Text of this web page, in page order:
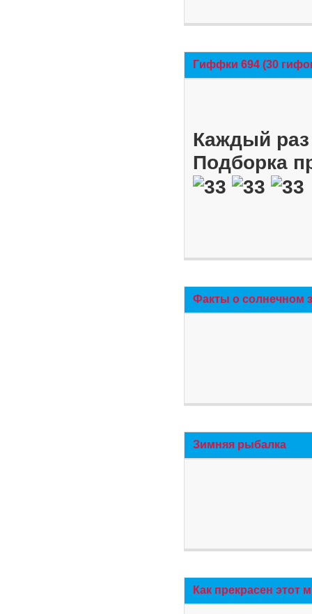
Гиффки 694 (30
Каждый
Подборка
Факты о солнечном
Зимняя рыбалка
Как прекрасен этот